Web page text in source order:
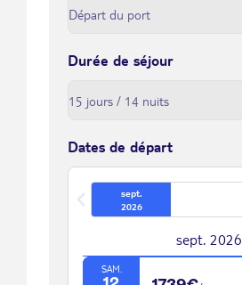
Durée de séjour
Dates de départ
sept.
2026
sept. 2026
SAM.